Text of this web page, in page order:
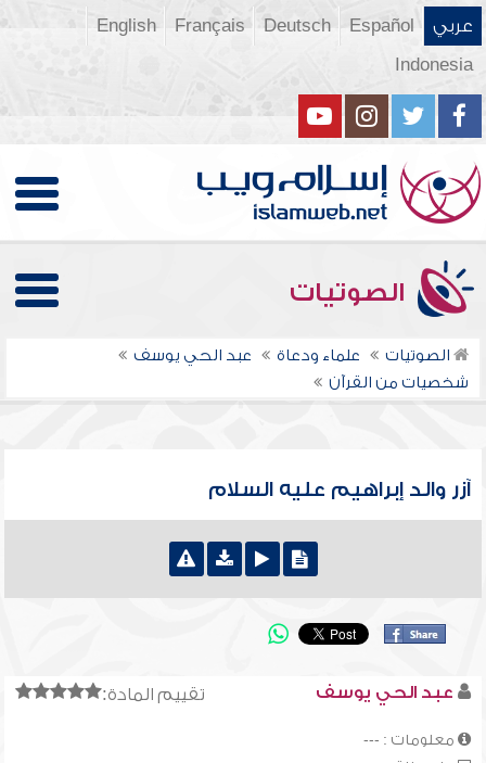
عربي Español
Deutsch
Français
English
Indonesia
الصوتيات
الصوتيات علماء ودعاة
عبد الحي يوسف
شخصيات من القرآن
آزر والد إبراهيم عليه السلام
تقييم المادة: عبد الحي يوسف
معلومات : ---